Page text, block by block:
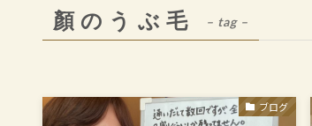
顏のうぶ毛 – tag –
ブログ